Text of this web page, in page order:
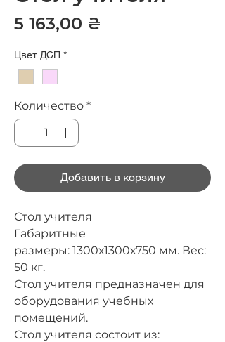
5 163,00 ₴
Цвет ДСП *
Количество *
Добавить в корзину
Стол учителя
Габаритные
размеры: 1300х1300х750 мм. Вес:
50 кг.
Стол учителя предназначен для
оборудования учебных
помещений.
Стол учителя состоит из: